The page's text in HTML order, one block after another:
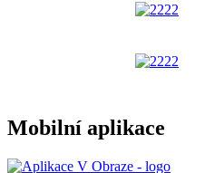
Mobilní aplikace